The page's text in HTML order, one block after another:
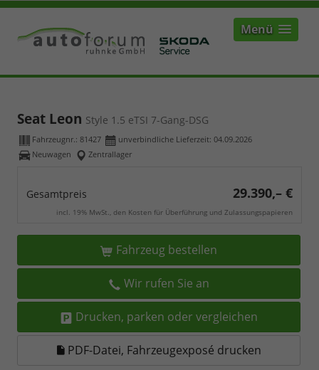
Menü
Seat Leon Style 1.5 eTSI 7-Gang-DSG
Fahrzeugnr.: 81427 unverbindliche Lieferzeit: 04.09.2026
Neuwagen
Zentrallager
Gesamtpreis 29.390,– €
incl. 19% MwSt., den Kosten für Überführung und Zulassungspapieren
Fahrzeug bestellen
Wir rufen Sie an
Drucken, parken oder vergleichen
PDF-Datei, Fahrzeugexposé drucken